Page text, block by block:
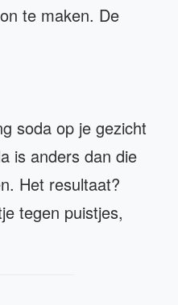
te maken. De
soda op je gezicht
is anders dan die
Het resultaat?
tegen puistjes,